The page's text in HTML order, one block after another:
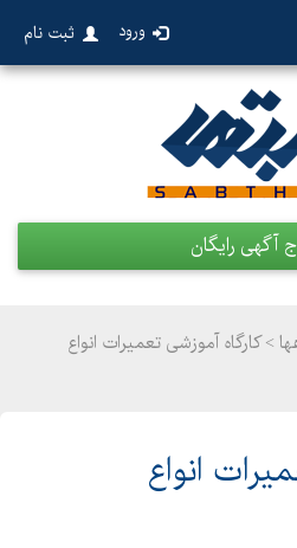
ورود ثبت نام
آگهی رایگان
> کارگاه آموزشی تعمیرات انواع
انواع